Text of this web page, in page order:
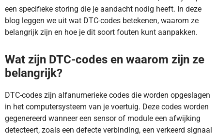
een specifieke storing die je aandacht nodig heeft. In deze
blog leggen we uit wat DTC-codes betekenen, waarom ze
belangrijk zijn en hoe je dit soort fouten kunt aanpakken.
Wat zijn DTC-codes en waarom zijn ze
belangrijk?
DTC-codes zijn alfanumerieke codes die worden opgeslagen
in het computersysteem van je voertuig. Deze codes worden
gegenereerd wanneer een sensor of module een afwijking
detecteert, zoals een defecte verbinding, een verkeerd signaal